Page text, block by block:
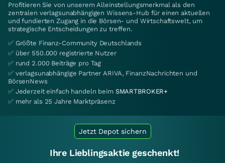
Profitieren Sie von unserem Alleinstellungsmerkmal als den
zentralen verlagsunabhängigen Wissens-Hub für einen aktuellen
und fundierten Zugang in die Börsen- und Wirtschaftswelt, um
strategische Entscheidungen zu treffen.
✅ Größte Finanz-Community Deutschlands
✅ über 550.000 registrierte Nutzer
✅ rund 2.000 Beiträge pro Tag
✅ verlagsunabhängige Partner ARIVA, FinanzNachrichten und
BörsenNews
✅ Jederzeit einfach handeln beim SMARTBROKER+
✅ mehr als 25 Jahre Marktpräsenz
Jetzt Depot sichern
Ihre Lieblingsaktie geschenkt!